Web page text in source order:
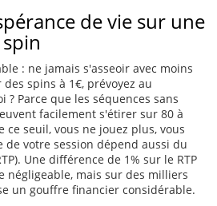
de vie sur une
: ne jamais s'asseoir avec moins
spins à 1€, prévoyez au
? Parce que les séquences sans
facilement s'étirer sur 80 à
ce seuil, vous ne jouez plus, vous
de votre session dépend aussi du
Une différence de 1% sur le RTP
négligeable, mais sur des milliers
un gouffre financier considérable.